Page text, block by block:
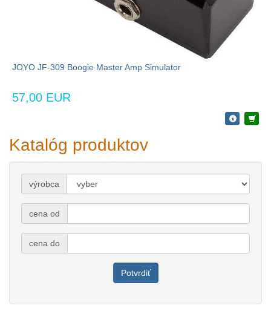
JOYO JF-309 Boogie Master Amp Simulator
57,00 EUR
Katalóg produktov
výrobca
cena od
cena do
Potvrdiť